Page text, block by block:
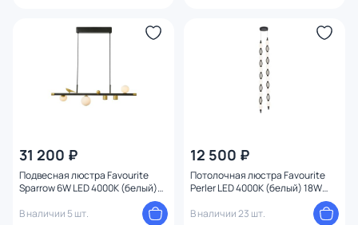
31 200 ₽
Подвесная люстра Favourite
Sparrow 6W LED 4000К (белый)
В наличии 5 шт.
12 500 ₽
Потолочная люстра Favourite
Perler LED 4000К (белый) 18W
В наличии 23 шт.